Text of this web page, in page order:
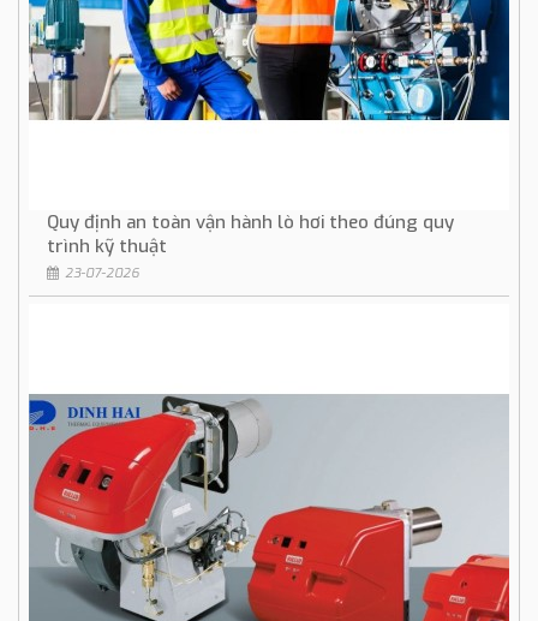
Quy định an toàn vận hành lò hơi theo đúng quy
trình kỹ thuật
23-07-2026